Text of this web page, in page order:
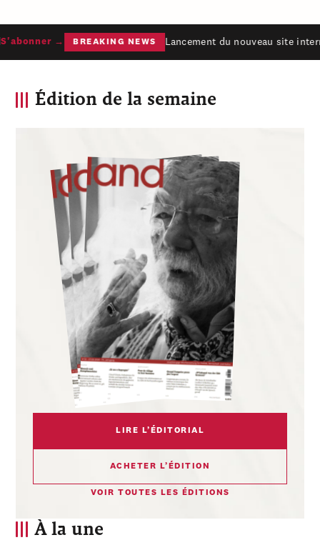
→ BREAKING NEWS Lancement du nouveau site
À la une
Édition de la semaine
LIRE L’ÉDITORIAL
ACHETER L’ÉDITION
VOIR TOUTES LES ÉDITIONS